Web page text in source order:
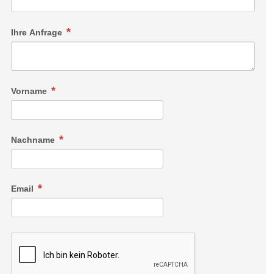
Ihre Anfrage
Vorname
Nachname
Email